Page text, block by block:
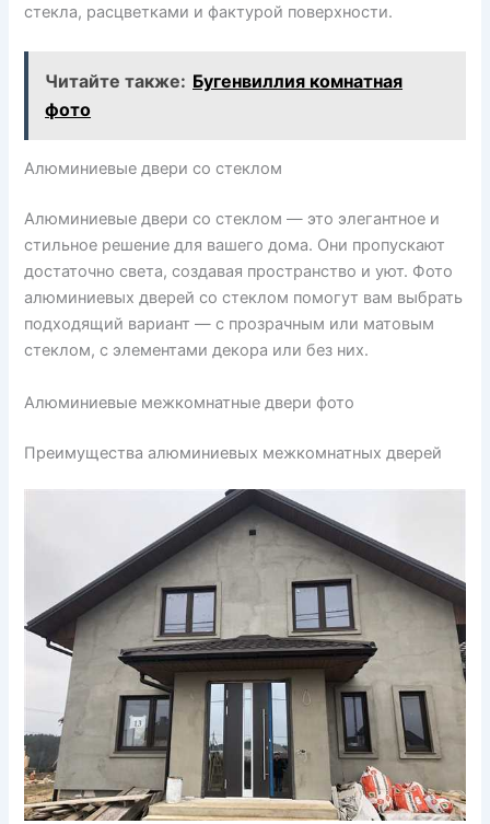
стекла, расцветками и фактурой поверхности.
Читайте также: Бугенвиллия комнатная
фото
Алюминиевые двери со стеклом
Алюминиевые двери со стеклом — это элегантное и
стильное решение для вашего дома. Они пропускают
достаточно света, создавая пространство и уют. Фото
алюминиевых дверей со стеклом помогут вам выбрать
подходящий вариант — с прозрачным или матовым
стеклом, с элементами декора или без них.
Алюминиевые межкомнатные двери фото
Преимущества алюминиевых межкомнатных дверей